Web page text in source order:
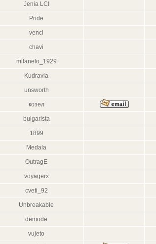
Jenia LCI
Pride
venci
chavi
milanelo_1929
Kudravia
unsworth
козел
bulgarista
1899
Medala
OutragE
voyagerx
cveti_92
Unbreakable
demode
vujeto